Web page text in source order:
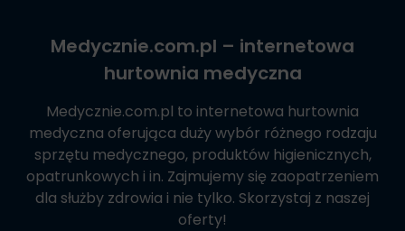
Medycznie.com.pl – internetowa
hurtownia medyczna
Medycznie.com.pl to internetowa hurtownia
medyczna oferująca duży wybór różnego rodzaju
sprzętu medycznego, produktów higienicznych,
opatrunkowych i in. Zajmujemy się zaopatrzeniem
dla służby zdrowia i nie tylko. Skorzystaj z naszej
oferty!